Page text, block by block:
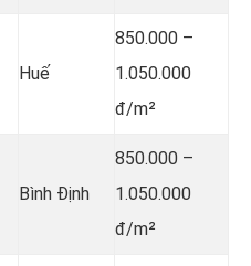
Huế
850.000 –
1.050.000
đ/m²
Bình Định
850.000 –
1.050.000
đ/m²